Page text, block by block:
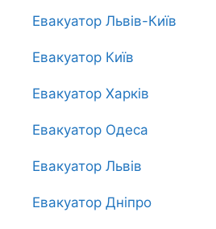
Евакуатор Львів-Київ
Евакуатор Київ
Евакуатор Харків
Евакуатор Одеса
Евакуатор Львів
Евакуатор Дніпро